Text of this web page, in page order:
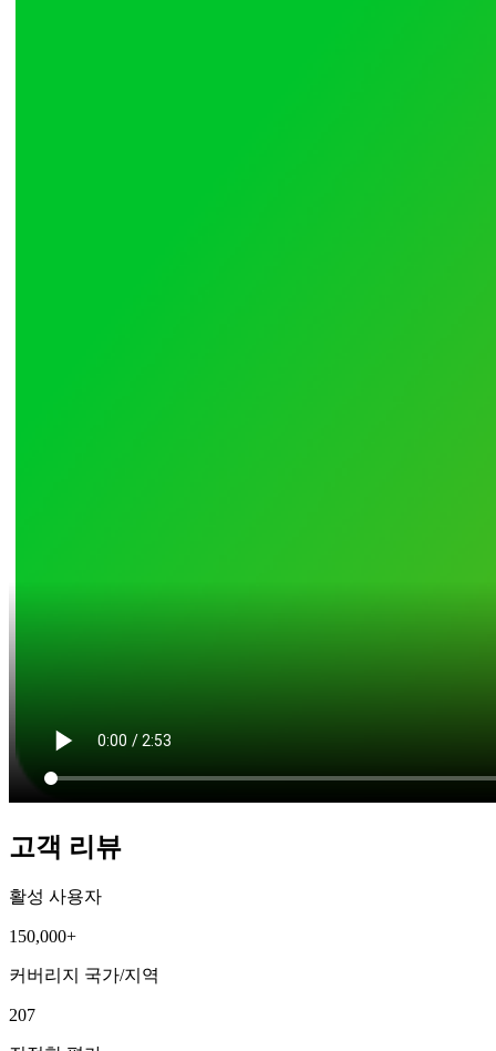
고객 리뷰
활성 사용자
150,000+
커버리지 국가/지역
207